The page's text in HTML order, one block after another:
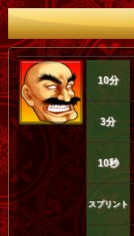
10分
3分
10秒
スプリント